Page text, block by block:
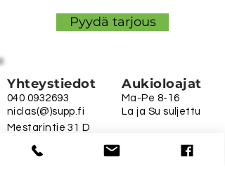
Pyydä tarjous
Yhteystiedot Aukioloajat
040 0932693
niclas(@)supp.fi
Ma-Pe 8-16
La ja Su suljettu
Mestarintie 31 D